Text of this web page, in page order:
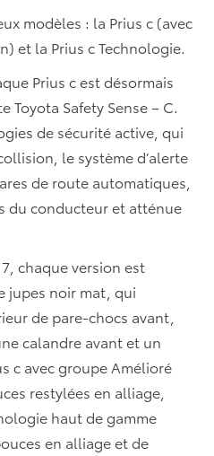
modèles : la Prius c (avec
et la Prius c Technologie.
Prius c est désormais
Toyota Safety Sense – C.
de sécurité active, qui
le système d’alerte
de route automatiques,
du conducteur et atténue
chaque version est
jupes noir mat, qui
de pare-chocs avant,
calandre avant et un
c avec groupe Amélioré
restylées en alliage,
haut de gamme
en alliage et de